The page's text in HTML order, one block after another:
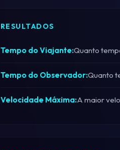
RESULTADOS
Tempo do Viajante:Quanto
Tempo do Observador:Quanto
Velocidade Máxima:A maior